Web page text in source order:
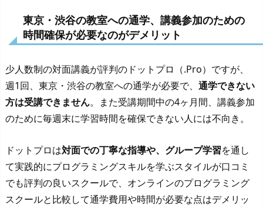
東京・渋谷の教室への通学、講義参加のための
時間確保が必要なのがデメリット
少人数制の対面講義が評判のドットプロ（.Pro）ですが、
週1回、東京・渋谷の教室への通学が必要で、 通学できない
方は受講できません。また受講期間中の4ヶ月間、講義参加
のために毎週末に学習時間を確保できない人には不向き。
ドットプロは対面での丁寧な指導や、グループ学習を通し
て実践的にプログラミングスキルを学ぶスタイルが口コミ
でも評判の良いスクールで、オンラインのプログラミング
スクールと比較して通学費用や時間が必要な点はデメリッ